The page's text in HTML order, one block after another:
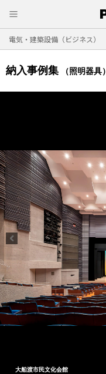
電気・建築設備（ビジネス）
納入事例集 （照明器具）
大船渡市民文化会館